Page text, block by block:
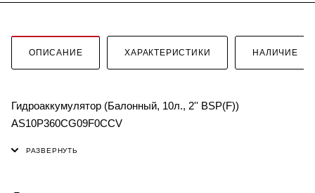
ОПИСАНИЕ ХАРАКТЕРИСТИКИ НАЛИЧИЕ
Гидроаккумулятор (Балонный, 10л., 2'' BSP(F))
AS10P360CG09F0CCV